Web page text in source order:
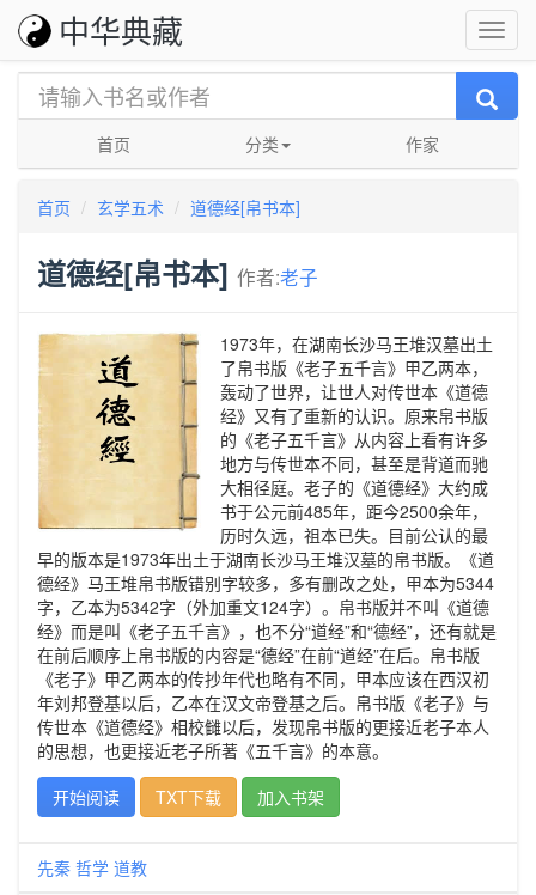
中华典藏
首页 分类 作家
首页 玄学五术 道德经[帛书本]
道德经[帛书本] 作者:老子
1973年，在湖南长沙马王堆汉墓出土
了帛书版《老子五千言》甲乙两本，
轰动了世界，让世人对传世本《道德
经》又有了重新的认识。原来帛书版
的《老子五千言》从内容上看有许多
地方与传世本不同，甚至是背道而驰
大相径庭。老子的《道德经》大约成
书于公元前485年，距今2500余年，
历时久远，祖本已失。目前公认的最
早的版本是1973年出土于湖南长沙马王堆汉墓的帛书版。《道
德经》马王堆帛书版错别字较多，多有删改之处，甲本为5344
字，乙本为5342字（外加重文124字）。帛书版并不叫《道德
经》而是叫《老子五千言》，也不分“道经”和“德经”，还有就是
在前后顺序上帛书版的内容是“德经”在前“道经”在后。帛书版
《老子》甲乙两本的传抄年代也略有不同，甲本应该在西汉初
年刘邦登基以后，乙本在汉文帝登基之后。帛书版《老子》与
传世本《道德经》相校雠以后，发现帛书版的更接近老子本人
的思想，也更接近老子所著《五千言》的本意。
开始阅读
TXT下载 加入书架
先秦 哲学 道教